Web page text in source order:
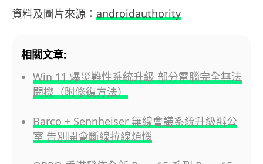
資料及圖片來源： androidauthority
相關文章:
Win 11 爆災難性系統升級 部分電腦完全無法
開機（附修復方法）
Barco + Sennheiser 無線會議系統升級辦公
室 告別開會斷線拉線煩惱